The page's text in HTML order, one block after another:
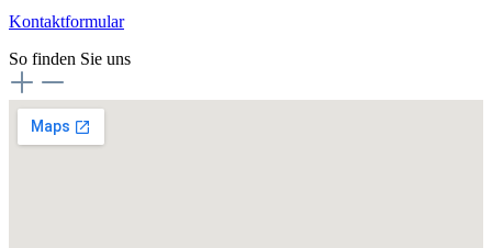
Kontaktformular
So finden Sie uns